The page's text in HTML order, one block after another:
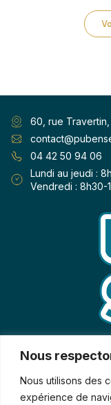
Nous
Nous utilisons des
expérience de
60, rue Travertin,
04 42 50 94 06
Lundi au jeudi :
Vendredi : 8h30-
Nos produits
Signalétique
Print